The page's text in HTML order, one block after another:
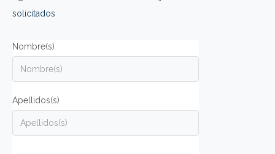
solicitados
Nombre(s)
Apellidos(s)